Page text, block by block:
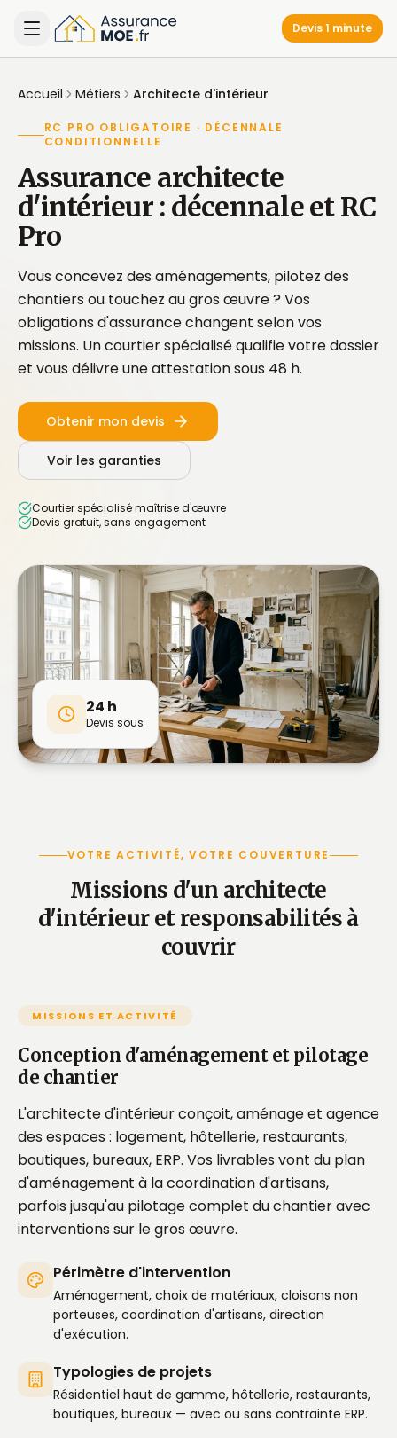
Devis 1 minute
Accueil Métiers Architecte d'intérieur
RC PRO OBLIGATOIRE · DÉCENNALE
CONDITIONNELLE
Assurance architecte
d'intérieur : décennale et RC
Pro
Vous concevez des aménagements, pilotez des
chantiers ou touchez au gros œuvre ? Vos
obligations d'assurance changent selon vos
missions. Un courtier spécialisé qualifie votre dossier
et vous délivre une attestation sous 48 h.
Obtenir mon devis
Voir les garanties
Courtier spécialisé maîtrise d'œuvre
Devis gratuit, sans engagement
24 h
Devis sous
VOTRE ACTIVITÉ, VOTRE COUVERTURE
Missions d'un architecte
d'intérieur et responsabilités à
couvrir
MISSIONS ET ACTIVITÉ
Conception d'aménagement et pilotage
de chantier
L'architecte d'intérieur conçoit, aménage et agence
des espaces : logement, hôtellerie, restaurants,
boutiques, bureaux, ERP. Vos livrables vont du plan
d'aménagement à la coordination d'artisans,
parfois jusqu'au pilotage complet du chantier avec
interventions sur le gros œuvre.
Périmètre d'intervention
Aménagement, choix de matériaux, cloisons non
porteuses, coordination d'artisans, direction
d'exécution.
Typologies de projets
Résidentiel haut de gamme, hôtellerie, restaurants,
boutiques, bureaux — avec ou sans contrainte ERP.